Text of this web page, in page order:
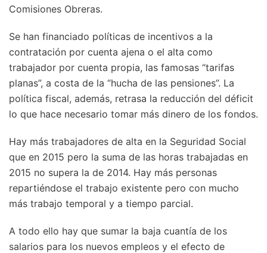
Comisiones Obreras.
Se han financiado políticas de incentivos a la
contratación por cuenta ajena o el alta como
trabajador por cuenta propia, las famosas “tarifas
planas”, a costa de la “hucha de las pensiones”. La
política fiscal, además, retrasa la reducción del déficit
lo que hace necesario tomar más dinero de los fondos.
Hay más trabajadores de alta en la Seguridad Social
que en 2015 pero la suma de las horas trabajadas en
2015 no supera la de 2014. Hay más personas
repartiéndose el trabajo existente pero con mucho
más trabajo temporal y a tiempo parcial.
A todo ello hay que sumar la baja cuantía de los
salarios para los nuevos empleos y el efecto de